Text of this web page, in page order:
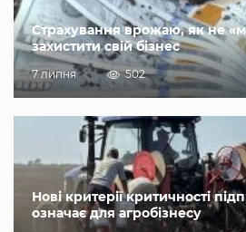
Страхування врожаю, як не
захистити свій бізнес
7 липня 502
Нові критерії критичності
означає для агробізнесу